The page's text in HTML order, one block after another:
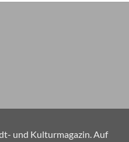
und Kulturmagazin. Auf